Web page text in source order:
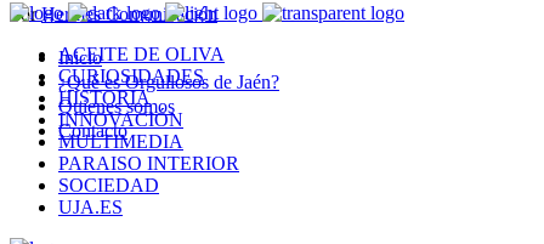
PorHermes Comunicación
Inicio
¿Qué es Orgullosos de Jaén?
Quienes somos
Contacto
ACEITE DE OLIVA
CURIOSIDADES
HISTORIA
INNOVACIÓN
MULTIMEDIA
PARAISO INTERIOR
SOCIEDAD
UJA.ES